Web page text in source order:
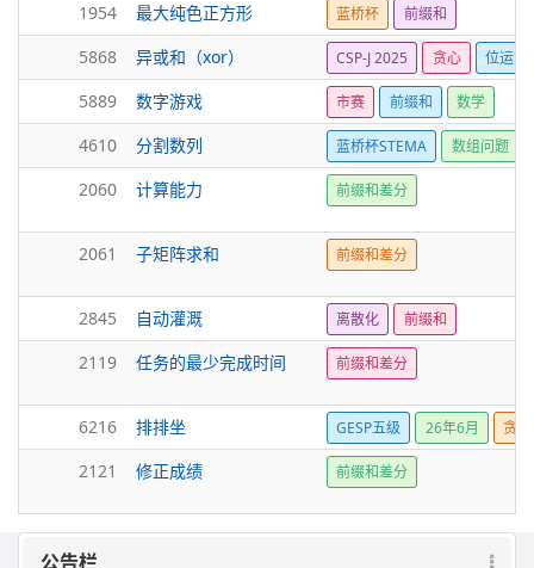
1954 最大纯色正方形 蓝桥杯 前缀和
5868 异或和（xor） CSP-J 2025 贪心 位运算
5889 数字游戏 市赛 前缀和 数学
4610 分割数列 蓝桥杯STEMA 数组问题
2060 计算能力 前缀和差分
2061 子矩阵求和 前缀和差分
2845 自动灌溉 离散化 前缀和
2119 任务的最少完成时间 前缀和差分
6216 排排坐 GESP五级 26年6月 贪心
2121 修正成绩 前缀和差分
公告栏